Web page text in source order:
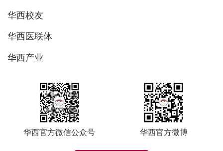
华西校友
华西医联体
华西产业
华西官方微信公众号 华西官方微博